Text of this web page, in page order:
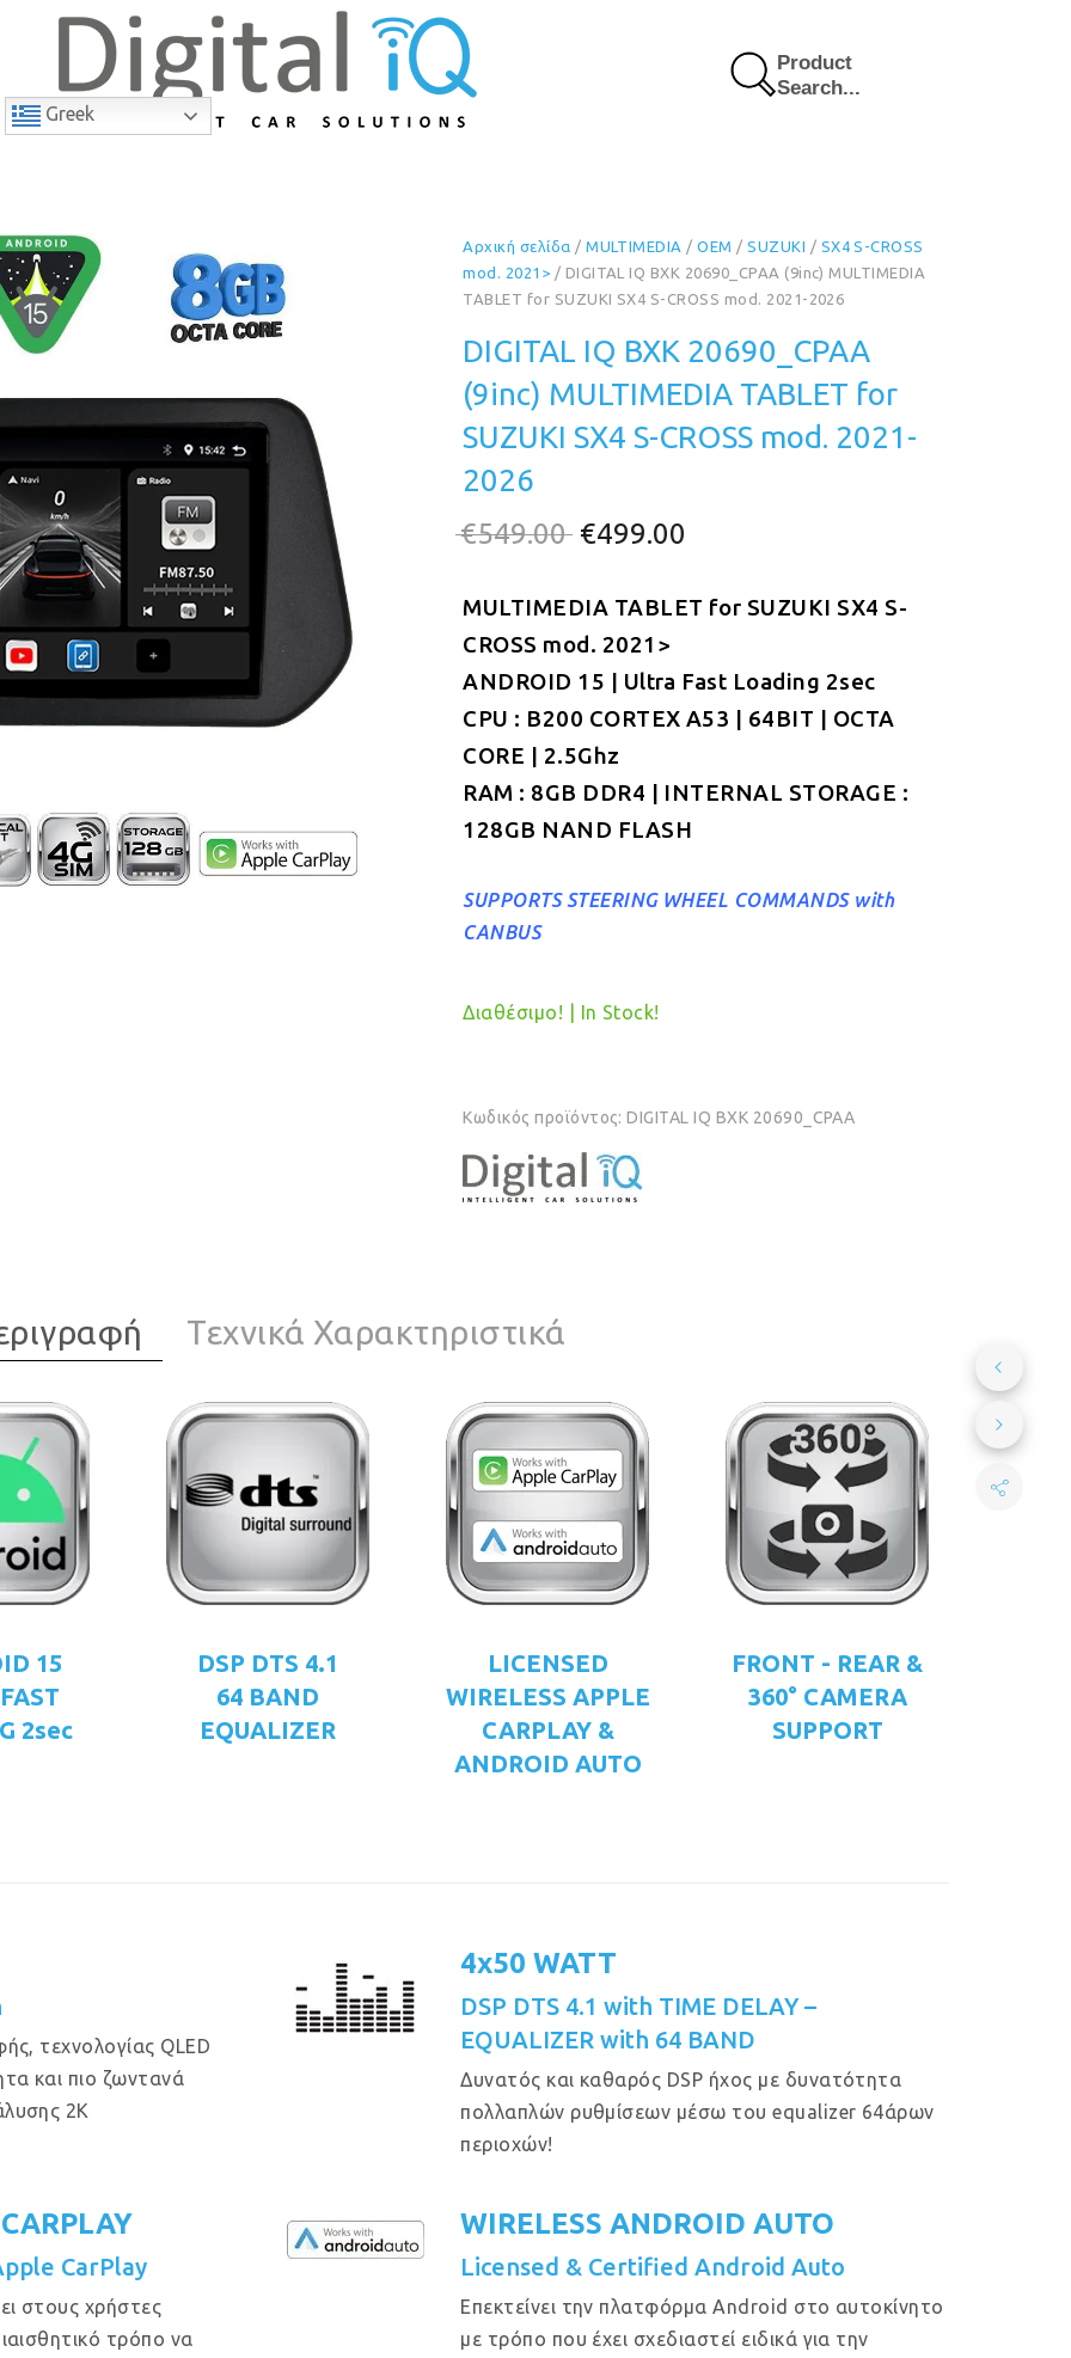
Greek
Product
Search...
9% Έκπτωση
Αρχική σελίδα /MULTIMEDIA /OEM /SUZUKI / SX4 S-CROSS
mod. 2021> / DIGITAL IQ BXK 20690_CPAA (9inc) MULTIMEDIA
TABLET for SUZUKI SΧ4 S-CROSS mod. 2021-2026
DIGITAL IQ BXK 20690_CPAA
(9inc) MULTIMEDIA TABLET for
SUZUKI SΧ4 S-CROSS mod. 2021-
2026
€549.00 Original
was:
€549.00.
€499.00
τιμή
€499.00.
MULTIMEDIA TABLET for SUZUKI SΧ4 S-
CROSS mod. 2021>
ANDROID 15 | Ultra Fast Loading 2sec
CPU : B200 CORTEX A53 | 64BIT | OCTA
CORE | 2.5Ghz
RAM : 8GB DDR4 | INTERNAL STORAGE :
128GB NAND FLASH
SUPPORTS STEERING WHEEL COMMANDS with
CANBUS
Διαθέσιμο! | In Stock!
Κωδικός προϊόντος:DIGITAL IQ BXK 20690_CPAA
Τεχνικά Χαρακτηριστικά
15
2sec
DSP DTS 4.1
64 BAND
EQUALIZER
LICENSED
WIRELESS APPLE
CARPLAY &
ANDROID AUTO
FRONT - REAR &
360° CAMERA
SUPPORT
τεχνολογίας QLED
και πιο ζωντανά
2Κ
4x50 WATT
DSP DTS 4.1 with TIME DELAY –
EQUALIZER with 64 BAND
Δυνατός και καθαρός DSP ήχος με δυνατότητα
πολλαπλών ρυθμίσεων μέσω του equalizer 64άρων
περιοχών!
CarPlay
στους χρήστες
τρόπο να
WIRELESS ANDROID AUTO
Licensed & Certified Android Auto
Επεκτείνει την πλατφόρμα Android στο αυτοκίνητο
με τρόπο που έχει σχεδιαστεί ειδικά για την